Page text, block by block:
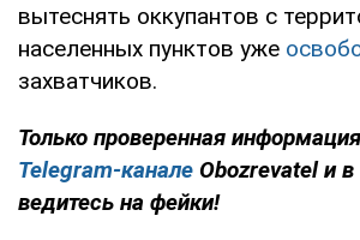
вытеснять оккупантов с
населенных пунктов уже
захватчиков.
Только проверенная
Telegram-канале Obozrevatel и в
ведитесь на фейки!